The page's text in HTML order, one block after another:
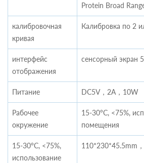
Protein Broad
калибровочная
кривая
Калибровка по 2
интерфейс
отображения
сенсорный экран
Питание DC5V，2A，10W
Рабочее
окружение
15-30°C, <75%,
помещения
15-30°C, <75%,
использование
110*230*45.5mm